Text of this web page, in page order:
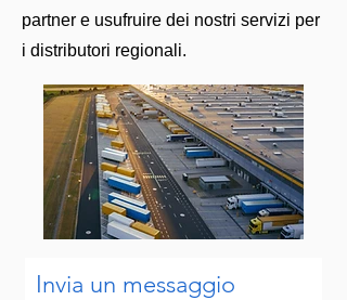
partner e usufruire dei nostri servizi per
i distributori regionali.
Invia un messaggio